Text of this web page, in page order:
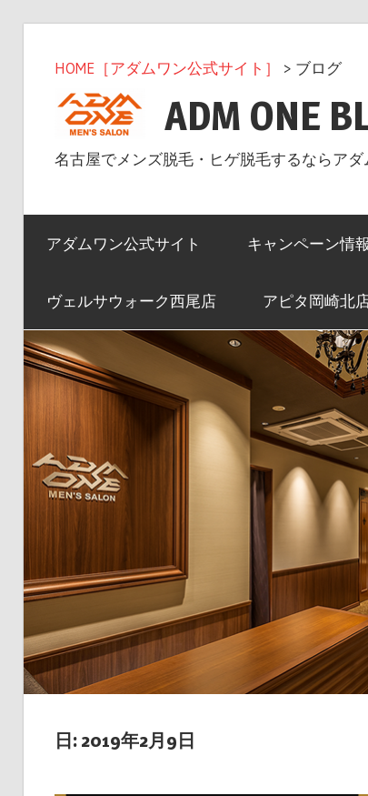
キ
HOME［アダムワン公式サイト］ > ブログ
ADM ONE
名古屋でメンズ脱毛・ヒゲ脱毛するならアダ
アダムワン公式サイト キャンペーン情報
ヴェルサウォーク西尾店 アピタ岡崎北
日: 2019年2月9日